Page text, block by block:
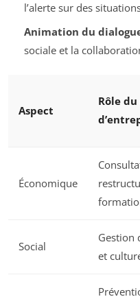
l’alerte sur des
Animation du
sociale et la
Aspect
Rôle
Économique
Social
Gestion
et